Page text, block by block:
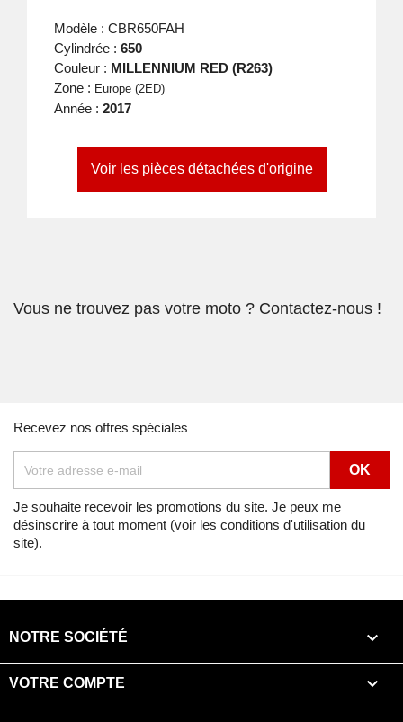
Modèle : CBR650FAH
Cylindrée : 650
Couleur : MILLENNIUM RED (R263)
Zone : Europe (2ED)
Année : 2017
Voir les pièces détachées d'origine
Vous ne trouvez pas votre moto ? Contactez-nous !
Recevez nos offres spéciales
Je souhaite recevoir les promotions du site. Je peux me
désinscrire à tout moment (voir les conditions d'utilisation du
site).
NOTRE SOCIÉTÉ 
VOTRE COMPTE 